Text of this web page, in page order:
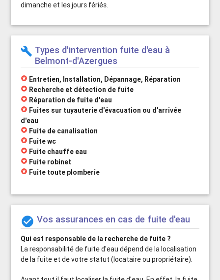
dimanche et les jours fériés.
build Types d'intervention fuite d'eau à
Belmont-d'Azergues
stars Entretien, Installation, Dépannage, Réparation
stars Recherche et détection de fuite
stars Réparation de fuite d'eau
stars Fuites sur tuyauterie d'évacuation ou d'arrivée
d'eau
stars Fuite de canalisation
stars Fuite wc
stars Fuite chauffe eau
stars Fuite robinet
stars Fuite toute plomberie
 Vos assurances en cas de fuite d'eau
Qui est responsable de la recherche de fuite ?
La responsabilité de fuite d'eau dépend de la localisation
de la fuite et de votre statut (locataire ou propriétaire).